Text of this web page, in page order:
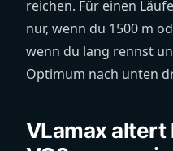
reichen. Für einen
nur, wenn du 1500 m
wenn du lang rennst
Optimum nach unten
VLamax altert